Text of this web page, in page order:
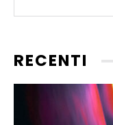
RECENTI